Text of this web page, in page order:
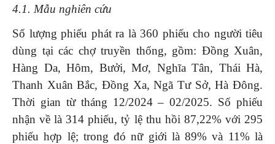
4.1. Mẫu nghiên cứu
Số lượng phiếu phát ra là 360 phiếu cho người tiêu
dùng tại các chợ truyền thống, gồm: Đồng Xuân,
Hàng Da, Hôm, Bưởi, Mơ, Nghĩa Tân, Thái Hà,
Thanh Xuân Bắc, Đồng Xa, Ngã Tư Sở, Hà Đông.
Thời gian từ tháng 12/2024 – 02/2025. Số phiếu
nhận về là 314 phiếu, tỷ lệ thu hồi 87,22% với 295
phiếu hợp lệ; trong đó nữ giới là 89% và 11% là